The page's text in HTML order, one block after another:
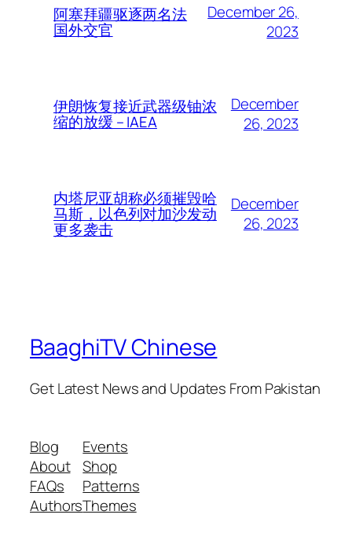
阿塞拜疆驱逐两名法
国外交官
December 26,
2023
伊朗恢复接近武器级铀浓
缩的放缓 – IAEA
December
26, 2023
内塔尼亚胡称必须摧毁哈
马斯，以色列对加沙发动
更多袭击
December
26, 2023
BaaghiTV Chinese
Get Latest News and Updates From Pakistan
Blog
About
FAQs
Authors
Events
Shop
Patterns
Themes